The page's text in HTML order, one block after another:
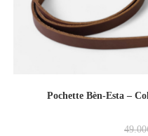
Pochette Bèn-Esta –
49.00